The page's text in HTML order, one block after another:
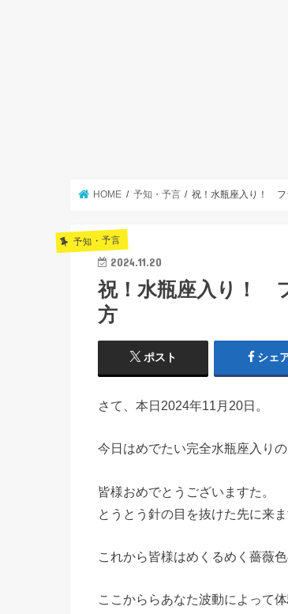
HOME 予知・予言 祝！水瓶座入り！
予知・予言
2024.11.20
祝！水瓶座入り！
方
ポスト シェ
さて、本日2024年11月20日。
今日はめでたい完全水瓶座入りの
皆様おめでとうございますた。
とうとう針の目を抜けた先に来ま
これから皆様はめくるめく薔薇
ここかららあなた波動によって